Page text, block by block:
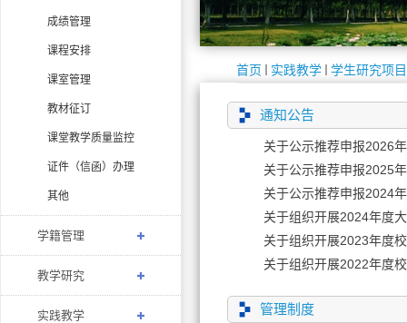
成绩管理
课程安排
课室管理
教材征订
课堂教学质量监控
证件（信函）办理
其他
学籍管理
教学研究
实践教学
首页 实践教学 学生研究项目
通知公告
关于公示推荐申报2026
关于组织开展2024年度
关于组织开展2022年度
管理制度